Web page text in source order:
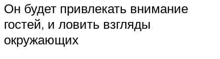
Он будет привлекать внимание
гостей, и ловить взгляды
окружающих